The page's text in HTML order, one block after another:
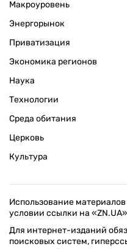
Макроуровень
Энергорынок
Приватизация
Экономика регионов
Наука
Технологии
Среда обитания
Церковь
Культура
Использование
условии ссылки на
Для интернет-изданий
поисковых систем,